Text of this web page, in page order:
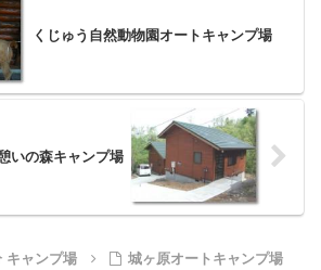
くじゅう自然動物園オートキャンプ場
いの森キャンプ場
キャンプ場 城ヶ原オートキャンプ場